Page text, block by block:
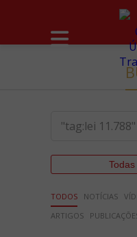
TODOS NOTÍCIAS
ARTIGOS